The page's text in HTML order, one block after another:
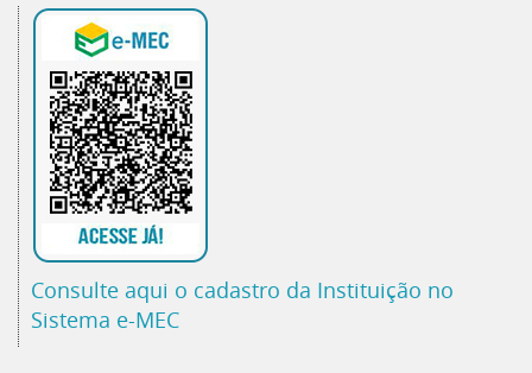
Consulte aqui o cadastro da Instituição no
Sistema e-MEC